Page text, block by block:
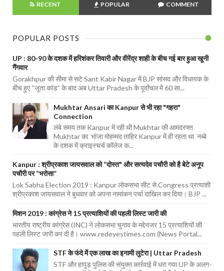
RECENT POPULAR COMMENT
POPULAR POSTS
UP : 80-90 के दशक में हरिशंकर तिवारी और वीरेंद्र शाही के बीच गई बार हुआ खूनी
गैंगवार
Gorakhpur की सीमा से सटे Sant Kabir Nagar में BJP सांसद और विधायक के
बीच हुए “जूता कांड” के बाद अब Uttar Pradesh के पूर्वांचल में 60 सा...
Mukhtar Ansari का Kanpur से भी रहा "गहरा"
Connection
लंबे समय तक Kanpur में रही थी Mukhtar की आमदरफ्त
Mukhtar का भांजा मोहम्मद ताहिर Kanpur में ही रहता था नब्बे
के दशक में क्राइस्चर्च कॉलेज क...
Kanpur : श्रीप्रकाश जायसवाल को “दोस्त" और सत्यदेव पचौरी को है बेटे अनूप
पचौरी पर “भरोसा”
Lok Sabha Election 2019 : Kanpur लोकसभा सीट से Congress प्रत्याशी
श्रीप्रकाश जायसवाल ने बुधवार को अपना नामांकन पर्चा दाखिल कर दिया। BJP ...
मिशन 2019 : कांग्रेस ने 15 प्रत्याशियों की पहली लिस्ट जारी की
भारतीय राष्ट्रीय कांग्रेस (INC) ने लोकसभा चुनाव के मद्देनजर 15 प्रत्याशियों की
पहली लिस्ट जारी कर दी है। www.redeyestimes.com (News Portal...
STF के फंदे में एक लाख का इनामी लुटेरा | Uttar Pradesh
STF और हापुड़ पुलिस की संयुक्त कार्रवाई में धरा गया UP के अलग-